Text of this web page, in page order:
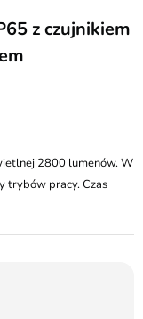
z czujnikiem
2800 lumenów. W
trybów pracy. Czas